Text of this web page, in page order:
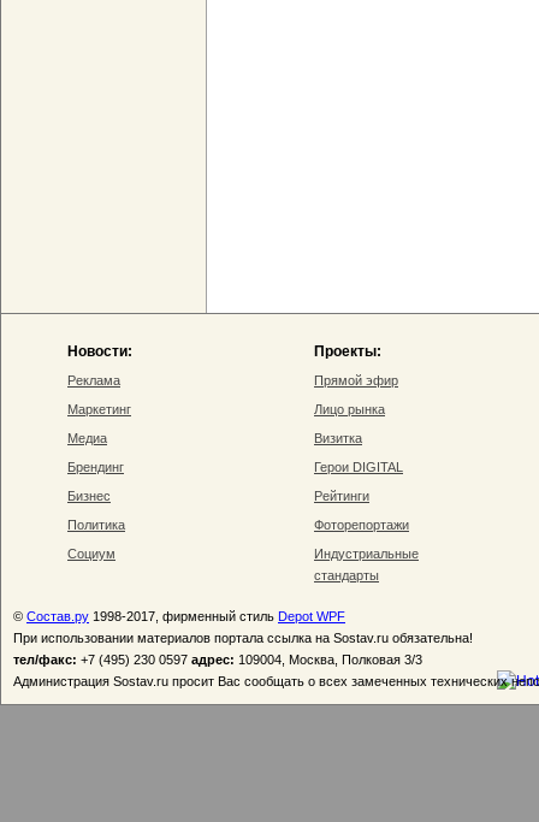
Новости:
Реклама
Маркетинг
Медиа
Брендинг
Бизнес
Политика
Социум
Проекты:
Прямой эфир
Лицо рынка
Визитка
Герои DIGITAL
Рейтинги
Фоторепортажи
Индустриальные
стандарты
© Состав.ру 1998-2017, фирменный стиль Depot WPF
При использовании материалов портала ссылка на Sostav.ru обязательна!
тел/факс: +7 (495) 230 0597 адрес: 109004, Москва, Полковая 3/3
Администрация Sostav.ru просит Вас сообщать о всех замеченных технических